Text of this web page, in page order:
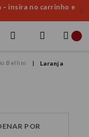
– insira no carrinho e
Bellini Laranja
POR